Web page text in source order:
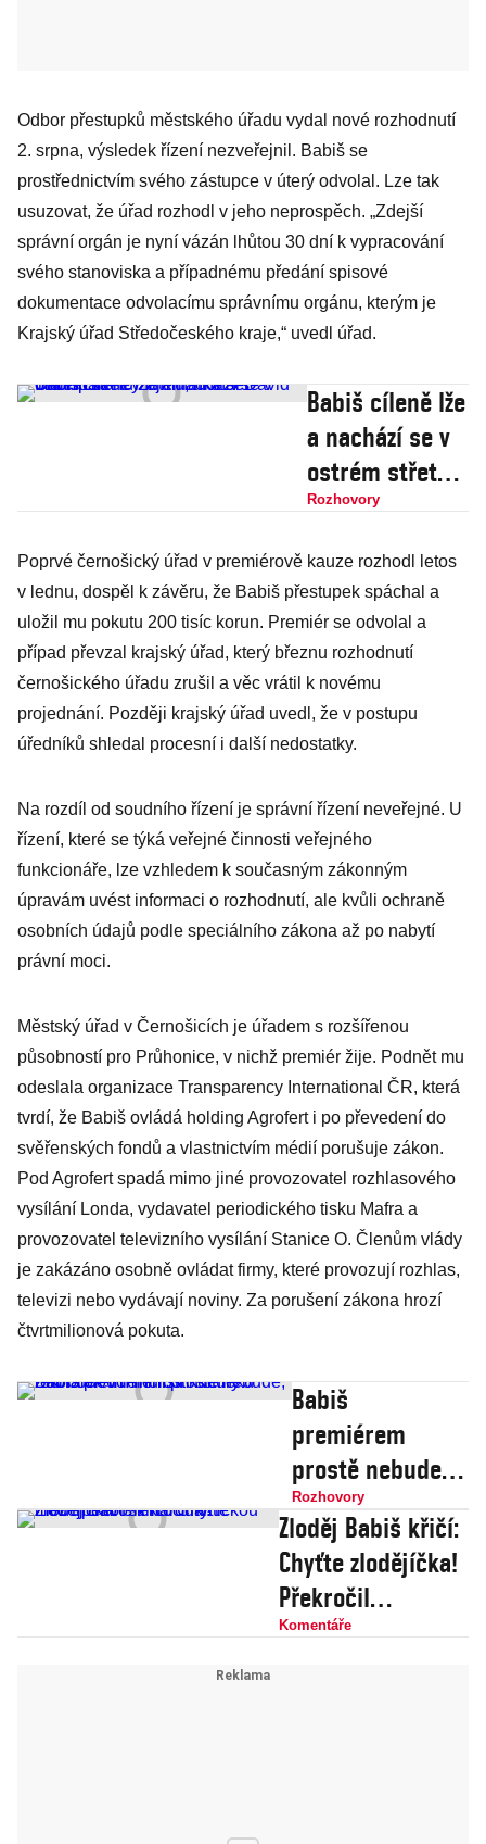
Odbor přestupků městského úřadu vydal nové rozhodnutí
2. srpna, výsledek řízení nezveřejnil. Babiš se
prostřednictvím svého zástupce v úterý odvolal. Lze tak
usuzovat, že úřad rozhodl v jeho neprospěch. „Zdejší
správní orgán je nyní vázán lhůtou 30 dní k vypracování
svého stanoviska a případnému předání spisové
dokumentace odvolacímu správnímu orgánu, kterým je
Krajský úřad Středočeského kraje,“ uvedl úřad.
Babiš cíleně lže
a nachází se v
ostrém střetu
zájmů, říká šéf
International
David Ondráčka
Rozhovory
Poprvé černošický úřad v premiérově kauze rozhodl letos
v lednu, dospěl k závěru, že Babiš přestupek spáchal a
uložil mu pokutu 200 tisíc korun. Premiér se odvolal a
případ převzal krajský úřad, který březnu rozhodnutí
černošického úřadu zrušil a věc vrátil k novému
projednání. Později krajský úřad uvedl, že v postupu
úředníků shledal procesní i další nedostatky.
Na rozdíl od soudního řízení je správní řízení neveřejné. U
řízení, které se týká veřejné činnosti veřejného
funkcionáře, lze vzhledem k současným zákonným
úpravám uvést informaci o rozhodnutí, ale kvůli ochraně
osobních údajů podle speciálního zákona až po nabytí
právní moci.
Městský úřad v Černošicích je úřadem s rozšířenou
působností pro Průhonice, v nichž premiér žije. Podnět mu
odeslala organizace Transparency International ČR, která
tvrdí, že Babiš ovládá holding Agrofert i po převedení do
svěřenských fondů a vlastnictvím médií porušuje zákon.
Pod Agrofert spadá mimo jiné provozovatel rozhlasového
vysílání Londa, vydavatel periodického tisku Mafra a
provozovatel televizního vysílání Stanice O. Členům vlády
je zakázáno osobně ovládat firmy, které provozují rozhlas,
televizi nebo vydávají noviny. Za porušení zákona hrozí
čtvrtmilionová pokuta.
Babiš
premiérem
prostě nebude,
řekl budoucí
ministr kultury
Zaorálek v
minulosti
Reflexu
Rozhovory
Zloděj Babiš křičí:
Chyťte zlodějíčka!
Překročil
kritickou mez
Komentáře